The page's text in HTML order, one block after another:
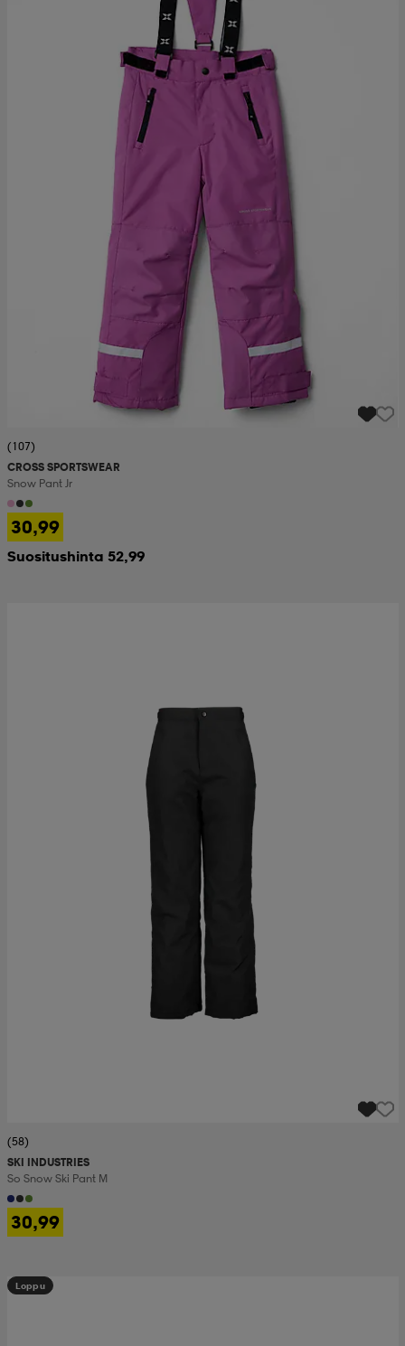
(107)
CROSS SPORTSWEAR
Snow Pant Jr
30,99
Suositushinta 52,99
(58)
SKI INDUSTRIES
So Snow Ski Pant M
30,99
Loppu